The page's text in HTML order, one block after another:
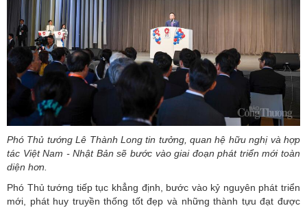
Phó Thủ tướng Lê Thành Long tin tưởng,quan hệ hữu nghị và hợp
tác Việt Nam - Nhật Bản sẽ bước vào giai đoạn phát triển mới toàn
diện hơn.
Phó Thủ tướng tiếp tục khẳng định, bước vào kỷ nguyên phát triển
mới, phát huy truyền thống tốt đẹp và những thành tựu đạt được